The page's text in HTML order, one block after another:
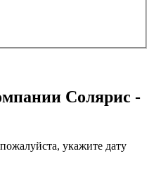
Солярис -
укажите дату